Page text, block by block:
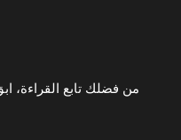
من فضلك تابع القراءة،